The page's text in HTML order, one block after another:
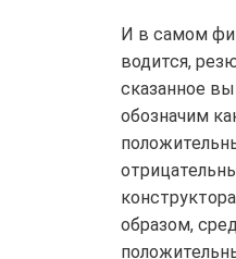
И в самом
водится,
сказанное
обозначим
образом,